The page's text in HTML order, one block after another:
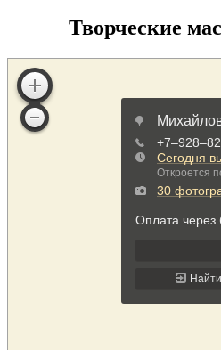
Творческие